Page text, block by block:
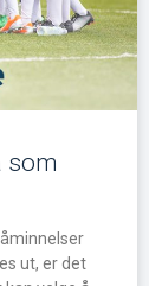
som
ut, er det